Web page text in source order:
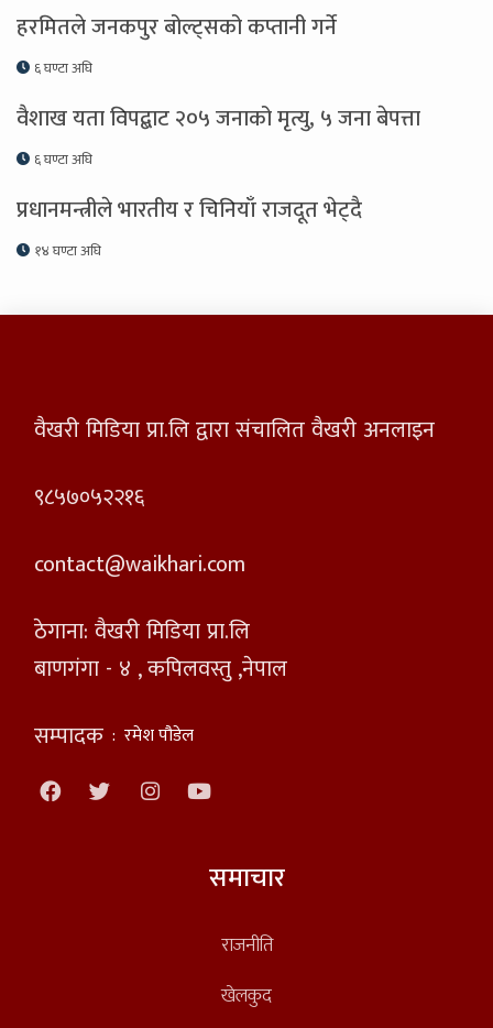
हरमितले जनकपुर बोल्ट्सको कप्तानी गर्ने
६ घण्टा अघि
वैशाख यता विपद्बाट २०५ जनाको मृत्यु, ५ जना बेपत्ता
६ घण्टा अघि
प्रधानमन्त्रीले भारतीय र चिनियाँ राजदूत भेट्दै
१४ घण्टा अघि
वैखरी मिडिया प्रा.लि द्वारा संचालित वैखरी अनलाइन
९८५७०५२२१६
contact@waikhari.com
ठेगाना: वैखरी मिडिया प्रा.लि
बाणगंगा - ४ , कपिलवस्तु ,नेपाल
सम्पादक : रमेश पौडेल
समाचार
राजनीति
खेलकुद